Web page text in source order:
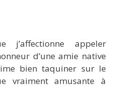
j’affectionne appeler
d’une amie native
bien taquiner sur le
vraiment amusante à